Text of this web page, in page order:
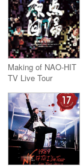
Making of NAO-HIT
TV Live Tour
k.k.w.d. tour～DVD